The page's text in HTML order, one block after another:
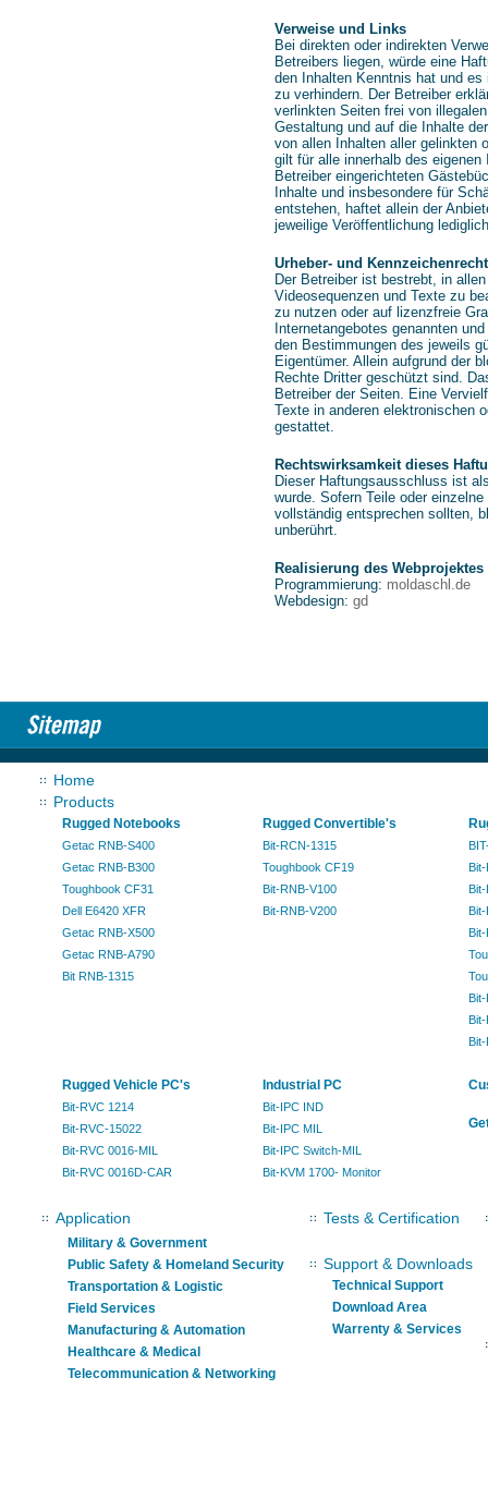
Verweise und Links
Bei direkten oder indirekten
Betreibers liegen, würde eine
den Inhalten Kenntnis hat und
zu verhindern. Der Betreiber
verlinkten Seiten frei von
Gestaltung und auf die Inhalte
von allen Inhalten aller gelinkten
gilt für alle innerhalb des
Betreiber eingerichteten
Inhalte und insbesondere für
entstehen, haftet allein der
jeweilige Veröffentlichung
Urheber- und Kennzeichenrecht
Der Betreiber ist bestrebt, in
Videosequenzen und Texte zu
zu nutzen oder auf lizenzfreie
Internetangebotes genannten
den Bestimmungen des jeweils
Eigentümer. Allein aufgrund der
Rechte Dritter geschützt sind.
Betreiber der Seiten. Eine
Texte in anderen elektronischen
gestattet.
Rechtswirksamkeit dieses
Dieser Haftungsausschluss ist
wurde. Sofern Teile oder
vollständig entsprechen sollten,
unberührt.
Realisierung des Webprojektes
Programmierung: moldaschl.de
Webdesign: gd
Home
Products
Rugged Notebooks
Getac RNB-S400
Getac RNB-B300
Toughbook CF31
Dell E6420 XFR
Getac RNB-X500
Getac RNB-A790
Bit RNB-1315
Rugged Convertible's
Bit-RCN-1315
Toughbook CF19
Bit-RNB-V100
Bit-RNB-V200
Bit-
Bit-
Rugged Vehicle PC's
Bit-RVC 1214
Bit-RVC-15022
Bit-RVC 0016-MIL
Bit-RVC 0016D-CAR
Industrial PC
Bit-IPC IND
Bit-IPC MIL
Bit-IPC Switch-MIL
Bit-KVM 1700- Monitor
Application
Military & Government
Public Safety & Homeland Security
Transportation & Logistic
Field Services
Manufacturing & Automation
Healthcare & Medical
Telecommunication & Networking
Tests & Certification
Support & Downloads
Technical Support
Download Area
Warrenty & Services